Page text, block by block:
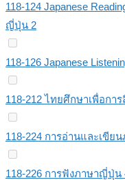
118-124 Japanese
ญี่ปุ่น 2
118-126 Japanese
118-212 ไทยศึกษาเพื่อกา
118-224 การอ่านและเขีย
118-226 การฟังภาษาญี่ปุ่น